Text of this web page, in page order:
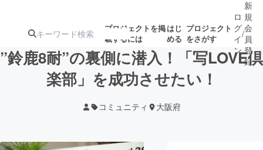
プロジェクトを掲
載するには
はじ
める
プロジェクト
をさがす
ジェクト
募集終了が近いプ
ロジェクト
ロ
グ
イ
ン
/
新
規
会
員
登
録
”鈴鹿8耐”の裏側に潜入！「写LOVE倶
楽部」を成功させたい！
コミュニティ 大阪府